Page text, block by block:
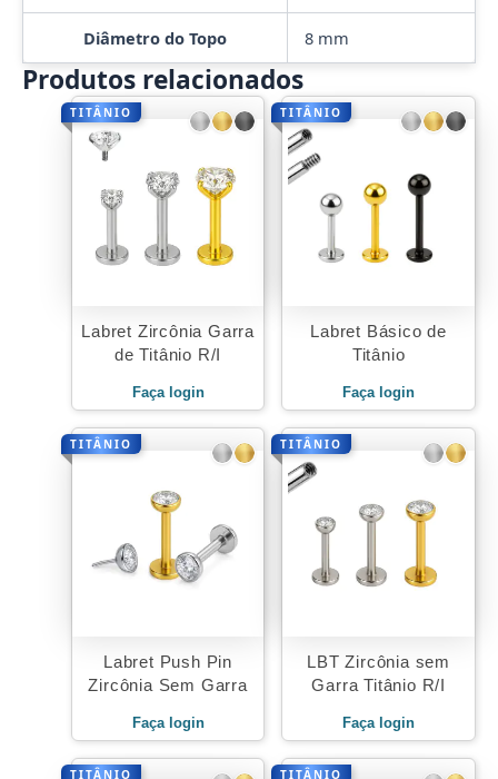
Diâmetro do Topo 8 mm
Produtos relacionados
TITÂNIO
Labret Zircônia Garra
de Titânio R/I
Faça login
TITÂNIO
Labret Básico de
Titânio
Faça login
TITÂNIO
Labret Push Pin
Zircônia Sem Garra
Faça login
TITÂNIO
LBT Zircônia sem
Garra Titânio R/I
Faça login
TITÂNIO TITÂNIO